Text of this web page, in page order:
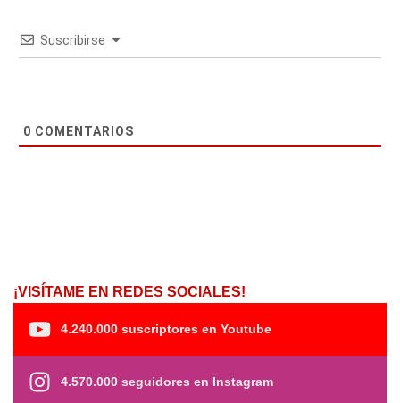
Suscribirse
0 COMENTARIOS
¡VISÍTAME EN REDES SOCIALES!
4.240.000 suscriptores en Youtube
4.570.000 seguidores en Instagram